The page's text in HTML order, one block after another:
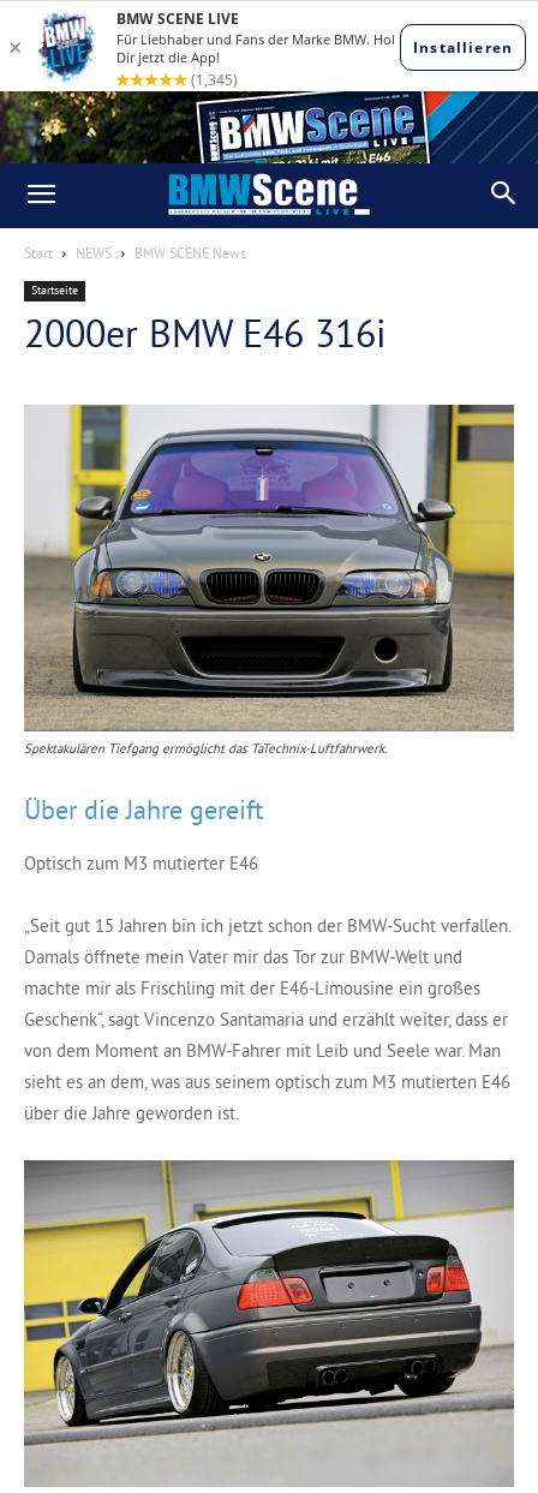
Start NEWS BMW SCENE News
Startseite
2000er BMW E46 316i
Spektakulären Tiefgang ermöglicht das TaTechnix-Luftfahrwerk.
Über die Jahre gereift
Optisch zum M3 mutierter E46
„Seit gut 15 Jahren bin ich jetzt schon der BMW-Sucht verfallen.
Damals öffnete mein Vater mir das Tor zur BMW-Welt und
machte mir als Frischling mit der E46-Limousine ein großes
Geschenk“, sagt Vincenzo Santamaria und erzählt weiter, dass er
von dem Moment an BMW-Fahrer mit Leib und Seele war. Man
sieht es an dem, was aus seinem optisch zum M3 mutierten E46
über die Jahre geworden ist.